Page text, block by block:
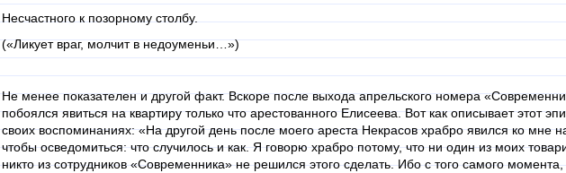
Несчастного к позорному столбу.
(«Ликует враг, молчит в недоуменьи…»)
Не менее показателен и другой факт. Вскоре после выхода апрельского номера
побоялся явиться на квартиру только что арестованного Елисеева. Вот как описывает этот
своих воспоминаниях: «На другой день после моего ареста Некрасов храбро явился ко мне
чтобы осведомиться: что случилось и как. Я говорю храбро потому, что ни один из моих
никто из сотрудников «Современника» не решился этого сделать. Ибо с того самого момента,